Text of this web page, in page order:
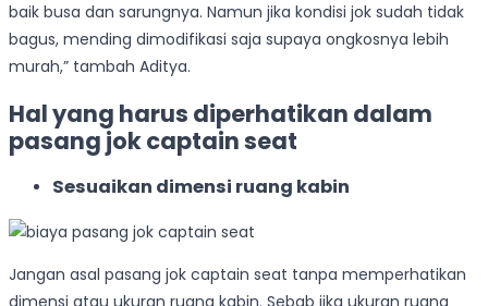
baik busa dan sarungnya. Namun jika kondisi jok sudah tidak
bagus, mending dimodifikasi saja supaya ongkosnya lebih
murah,” tambah Aditya.
Hal yang harus diperhatikan dalam
pasang jok captain seat
Sesuaikan dimensi ruang kabin
Jangan asal pasang jok captain seat tanpa memperhatikan
dimensi atau ukuran ruang kabin. Sebab jika ukuran ruang